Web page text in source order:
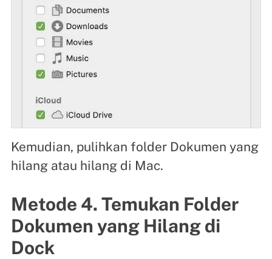
Kemudian, pulihkan folder Dokumen yang
hilang atau hilang di Mac.
Metode 4. Temukan Folder
Dokumen yang Hilang di
Dock